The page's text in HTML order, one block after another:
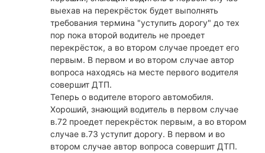
выехав на перекрёсток будет выполнять
требования термина "уступить дорогу" до тех
пор пока второй водитель не проедет
перекрёсток, а во втором случае проедет его
первым. В первом и во втором случае автор
вопроса находясь на месте первого водителя
совершит ДТП.
Теперь о водителе второго автомобиля.
Хороший, знающий водитель в первом случае
в.72 проедет перекрёсток первым, а во втором
случае в.73 уступит дорогу. В первом и во
втором случае автор вопроса совершит ДТП.